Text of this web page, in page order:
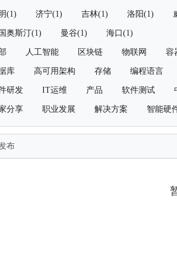
(1) 济宁(1) 吉林(1) 洛阳(1)
奥斯汀(1) 曼谷(1) 海口(1)
人工智能 区块链 物联网 容
库 高可用架构 存储 编程语言
研发 IT运维 产品 软件测试
分享 职业发展 解决方案 智能硬
布